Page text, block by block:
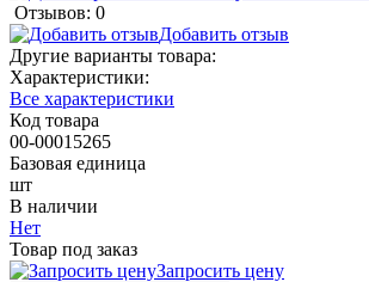
Отзывов: 0
Добавить отзыв
Другие варианты товара:
Характеристики:
Все характеристики
Код товара
00-00015265
Базовая единица
шт
В наличии
Нет
Товар под заказ
Запросить цену